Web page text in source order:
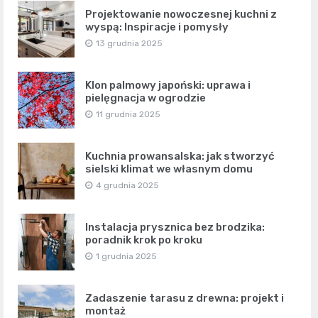
Projektowanie nowoczesnej kuchni z
wyspą: Inspiracje i pomysły
13 grudnia 2025
Klon palmowy japoński: uprawa i
pielęgnacja w ogrodzie
11 grudnia 2025
Kuchnia prowansalska: jak stworzyć
sielski klimat we własnym domu
4 grudnia 2025
Instalacja prysznica bez brodzika:
poradnik krok po kroku
1 grudnia 2025
Zadaszenie tarasu z drewna: projekt i
montaż